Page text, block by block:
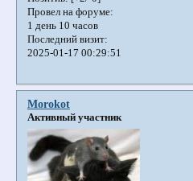
Провел на форуме:
1 день 10 часов
Последний визит:
2025-01-17 00:29:51
Morokot
Активный участник